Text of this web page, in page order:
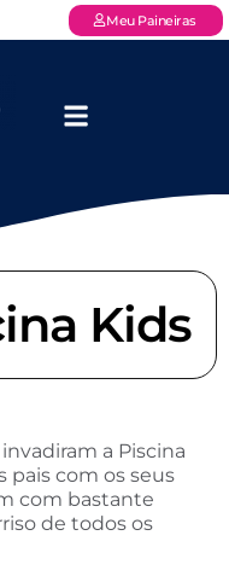
Meu Paineiras
Kids
a Piscina
pais com os seus
com bastante
de todos os